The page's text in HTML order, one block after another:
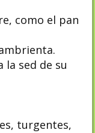
como el pan
la sed de su
turgentes,